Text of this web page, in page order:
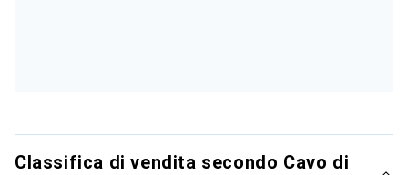
Classifica di vendita secondo Cavo di